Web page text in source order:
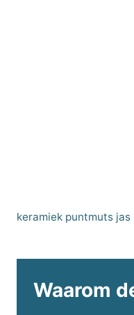
keramiek puntmuts jas
Waarom